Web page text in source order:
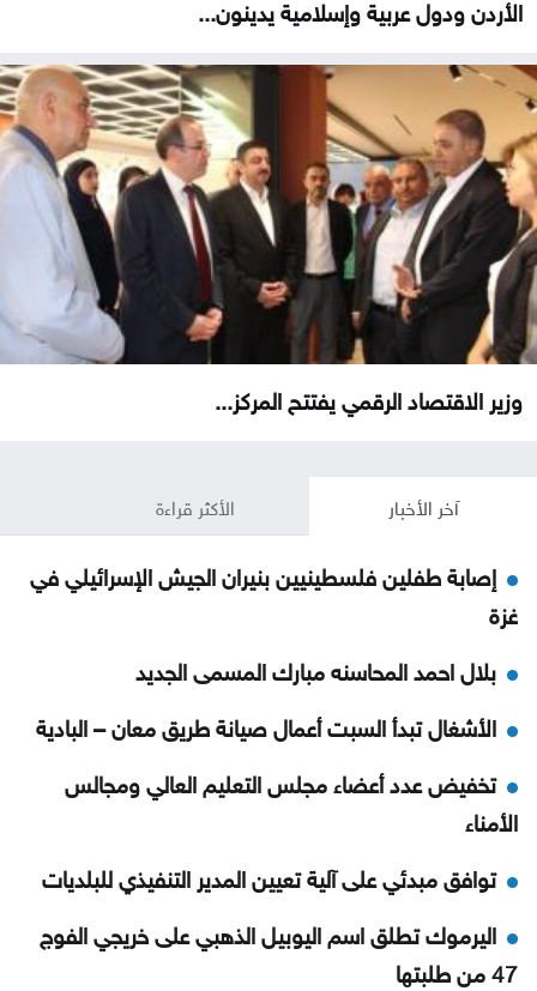
الأردن ودول عربية وإسلامية يدينون...
وزير الاقتصاد الرقمي يفتتح المركز...
آخر الأخبار الأكثر قراءة
إصابة طفلين فلسطينيين بنيران الجيش الإسرائيلي في
غزة
بلال احمد المحاسنه مبارك المسمى الجديد
الأشغال تبدأ السبت أعمال صيانة طريق معان – البادية
تخفيض عدد أعضاء مجلس التعليم العالي ومجالس
الأمناء
توافق مبدئي على آلية تعيين المدير التنفيذي للبلديات
اليرموك تطلق اسم اليوبيل الذهبي على خريجي الفوج
47 من طلبتها